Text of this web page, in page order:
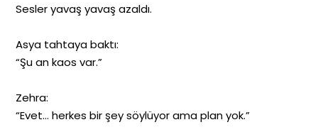
Sesler yavaş yavaş azaldı.
Asya tahtaya baktı:
“Şu an kaos var.”
Zehra:
“Evet… herkes bir şey söylüyor ama plan yok.”